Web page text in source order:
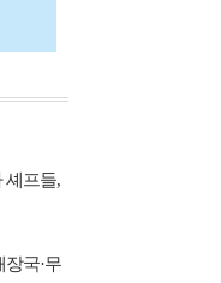
셰프들,
국·무